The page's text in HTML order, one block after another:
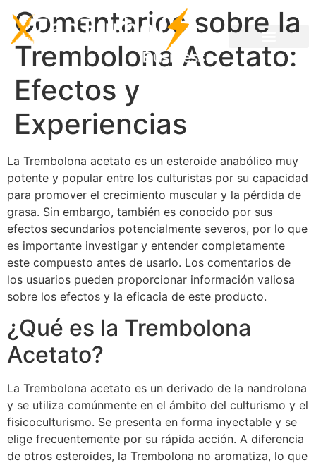
Comentarios sobre la
Trembolona Acetato:
Efectos y
Experiencias
La Trembolona acetato es un esteroide anabólico muy
potente y popular entre los culturistas por su capacidad
para promover el crecimiento muscular y la pérdida de
grasa. Sin embargo, también es conocido por sus
efectos secundarios potencialmente severos, por lo que
es importante investigar y entender completamente
este compuesto antes de usarlo. Los comentarios de
los usuarios pueden proporcionar información valiosa
sobre los efectos y la eficacia de este producto.
¿Qué es la Trembolona
Acetato?
La Trembolona acetato es un derivado de la nandrolona
y se utiliza comúnmente en el ámbito del culturismo y el
fisicoculturismo. Se presenta en forma inyectable y se
elige frecuentemente por su rápida acción. A diferencia
de otros esteroides, la Trembolona no aromatiza, lo que